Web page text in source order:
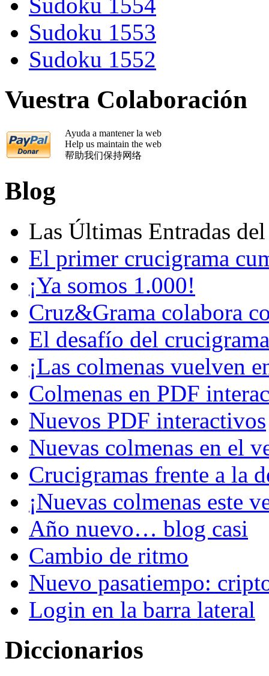
Sudoku 1554
Sudoku 1553
Sudoku 1552
Vuestra Colaboración
Ayuda a mantener la web
Help us maintain the web
帮助我们保持网络
Blog
Las Últimas Entradas
El primer crucigrama
¡Ya somos 1.000!
Cruz&Grama colabora
El desafío del
¡Las colmenas vuelven
Colmenas en PDF
Nuevos PDF interactivos
Nuevas colmenas en el
Crucigramas frente a la
¡Nuevas colmenas este
Año nuevo… blog casi
Cambio de ritmo
Nuevo pasatiempo:
Login en la barra lateral
Diccionarios